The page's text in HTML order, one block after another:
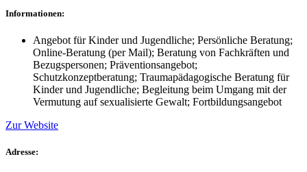
Informationen:
Angebot für Kinder und Jugendliche; Persönliche Beratung;
Online-Beratung (per Mail); Beratung von Fachkräften und
Bezugspersonen; Präventionsangebot;
Schutzkonzeptberatung; Traumapädagogische Beratung für
Kinder und Jugendliche; Begleitung beim Umgang mit der
Vermutung auf sexualisierte Gewalt; Fortbildungsangebot
Zur Website
Adresse: